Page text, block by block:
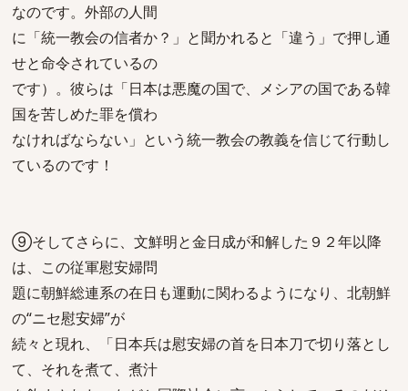
なのです。外部の人間
に「統一教会の信者か？」と聞かれると「違う」で押し通
せと命令されているの
です）。彼らは「日本は悪魔の国で、メシアの国である韓
国を苦しめた罪を償わ
なければならない」という統一教会の教義を信じて行動し
ているのです！
⑨そしてさらに、文鮮明と金日成が和解した９２年以降
は、この従軍慰安婦問
題に朝鮮総連系の在日も運動に関わるようになり、北朝鮮
の“ニセ慰安婦”が
続々と現れ、「日本兵は慰安婦の首を日本刀で切り落とし
て、それを煮て、煮汁